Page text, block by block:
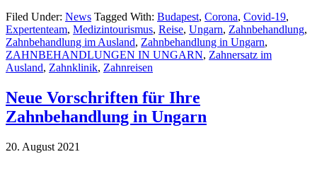
Filed Under: News Tagged With: Budapest, Corona, Covid-19,
Expertenteam, Medizintourismus, Reise, Ungarn, Zahnbehandlung,
Zahnbehandlung im Ausland, Zahnbehandlung in Ungarn,
ZAHNBEHANDLUNGEN IN UNGARN, Zahnersatz im
Ausland, Zahnklinik, Zahnreisen
Neue Vorschriften für Ihre
Zahnbehandlung in Ungarn
20. August 2021